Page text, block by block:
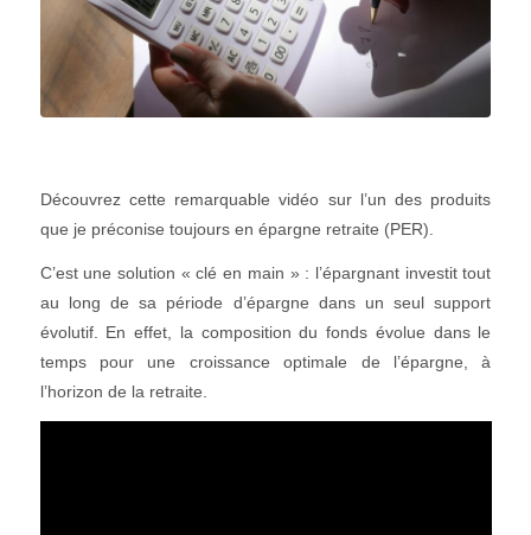
Découvrez cette remarquable vidéo sur l’un des produits
que je préconise toujours en épargne retraite (PER).
C’est une solution « clé en main » : l’épargnant investit tout
au long de sa période d’épargne dans un seul support
évolutif. En effet, la composition du fonds évolue dans le
temps pour une croissance optimale de l’épargne, à
l’horizon de la retraite.